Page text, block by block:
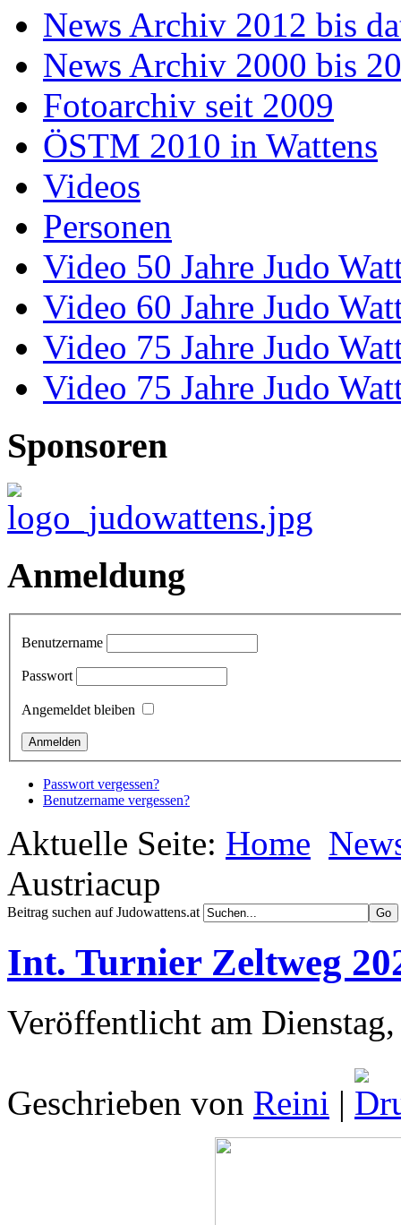
News Archiv 2012 bis
News Archiv 2000 bis
Fotoarchiv seit 2009
ÖSTM 2010 in Wattens
Videos
Personen
Video 50 Jahre Judo
Video 60 Jahre Judo
Video 75 Jahre Judo
Video 75 Jahre Judo
Sponsoren
Anmeldung
Benutzername
Passwort
Angemeldet bleiben
Passwort vergessen?
Benutzername vergessen?
Aktuelle Seite: Home
Austriacup
Beitrag suchen auf Judowattens.at
Int. Turnier Zeltweg
Veröffentlicht am
Geschrieben von Reini |